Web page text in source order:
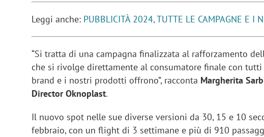
Leggi anche: PUBBLICITÀ 2024, TUTTE LE CAMPAGNE E I
“Si tratta di una campagna finalizzata al rafforzamento
che si rivolge direttamente al consumatore finale con
brand e i nostri prodotti offrono”, racconta Margherita
Director Oknoplast.
Il nuovo spot nelle sue diverse versioni da 30, 15 e 10
febbraio, con un flight di 3 settimane e più di 910